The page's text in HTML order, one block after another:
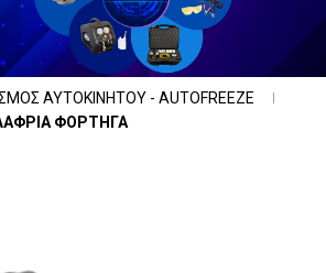
ΑΥΤΟΚΙΝΗΤΟΥ - AUTOFREEZE
ΦΟΡΤΗΓΑ